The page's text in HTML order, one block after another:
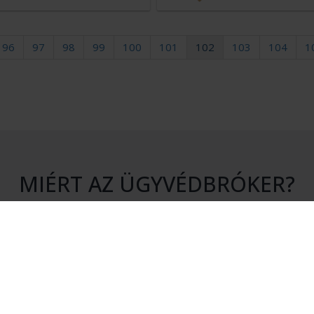
96 97 98 99 100 101 102 103 104
MIÉRT AZ ÜGYVÉDBRÓKER?